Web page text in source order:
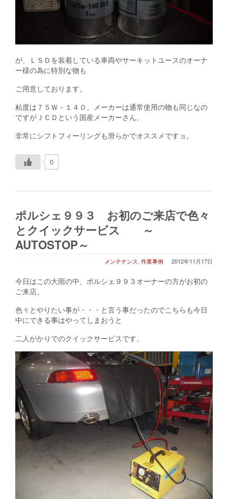
が、ＬＳＤを装着している車両やサーキットユースのオーナ
ー様の為に特別な物も
ご用意しております。
粘度は７５Ｗ－１４０、メーカーは通常使用の物も同じなの
ですがＪＣＤという国産メーカーさん。
非常にシフトフィーリングも滑らかでオススメですョ。
0
ポルシェ９９３ お初のご来店で色々
とクイックサービス ～
AUTOSTOP～
2012年11月17日
メンテナンス, 作業事例
今日はこの大雨の中、ポルシェ９９３オーナーの方がお初の
ご来店。
色々とやりたい事が・・・と言う事だったのでこちらも今日
中にできる事はやってしまおうと
二人がかりでのクイックサービスです。